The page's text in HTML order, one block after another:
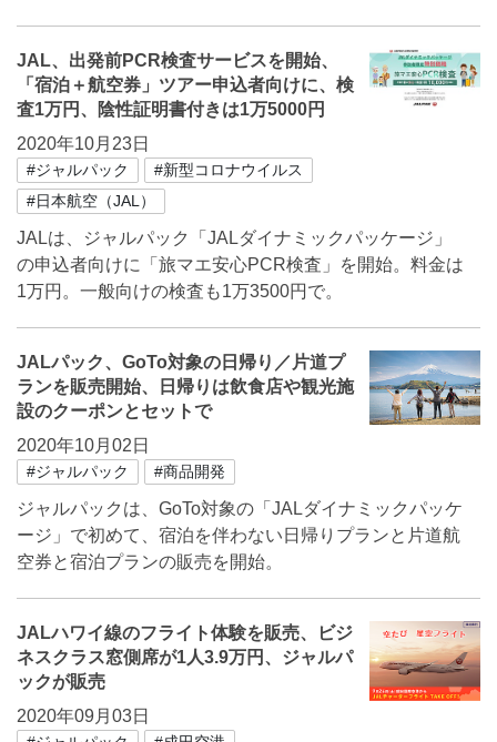
JAL、出発前PCR検査サービスを開始、
「宿泊＋航空券」ツアー申込者向けに、検
査1万円、陰性証明書付きは1万5000円
2020年10月23日
#ジャルパック
#新型コロナウイルス
#日本航空（JAL）
JALは、ジャルパック「JALダイナミックパッケージ」
の申込者向けに「旅マエ安心PCR検査」を開始。料金は
1万円。一般向けの検査も1万3500円で。
JALパック、GoTo対象の日帰り／片道プ
ランを販売開始、日帰りは飲食店や観光施
設のクーポンとセットで
2020年10月02日
#ジャルパック #商品開発
ジャルパックは、GoTo対象の「JALダイナミックパッケ
ージ」で初めて、宿泊を伴わない日帰りプランと片道航
空券と宿泊プランの販売を開始。
JALハワイ線のフライト体験を販売、ビジ
ネスクラス窓側席が1人3.9万円、ジャルパ
ックが販売
2020年09月03日